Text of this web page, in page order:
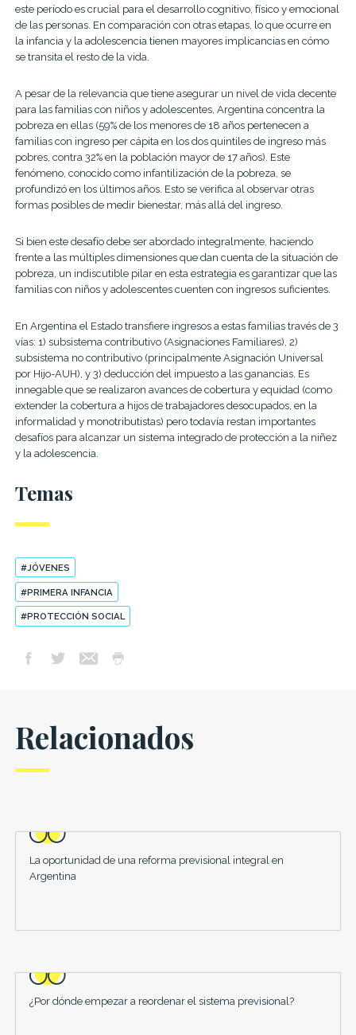
este período es crucial para el desarrollo cognitivo, físico y emocional
de las personas. En comparación con otras etapas, lo que ocurre en
la infancia y la adolescencia tienen mayores implicancias en cómo
se transita el resto de la vida.
A pesar de la relevancia que tiene asegurar un nivel de vida decente
para las familias con niños y adolescentes, Argentina concentra la
pobreza en ellas (59% de los menores de 18 años pertenecen a
familias con ingreso per cápita en los dos quintiles de ingreso más
pobres, contra 32% en la población mayor de 17 años). Este
fenómeno, conocido como infantilización de la pobreza, se
profundizó en los últimos años. Esto se verifica al observar otras
formas posibles de medir bienestar, más allá del ingreso.
Si bien este desafío debe ser abordado integralmente, haciendo
frente a las múltiples dimensiones que dan cuenta de la situación de
pobreza, un indiscutible pilar en esta estrategia es garantizar que las
familias con niños y adolescentes cuenten con ingresos suficientes.
En Argentina el Estado transfiere ingresos a estas familias través de 3
vías: 1) subsistema contributivo (Asignaciones Familiares), 2)
subsistema no contributivo (principalmente Asignación Universal
por Hijo-AUH), y 3) deducción del impuesto a las ganancias. Es
innegable que se realizaron avances de cobertura y equidad (como
extender la cobertura a hijos de trabajadores desocupados, en la
informalidad y monotributistas) pero todavía restan importantes
desafíos para alcanzar un sistema integrado de protección a la niñez
y la adolescencia.
Temas
#JÓVENES
#PRIMERA INFANCIA
#PROTECCIÓN SOCIAL
Relacionados
La oportunidad de una reforma previsional integral en
Argentina
¿Por dónde empezar a reordenar el sistema previsional?